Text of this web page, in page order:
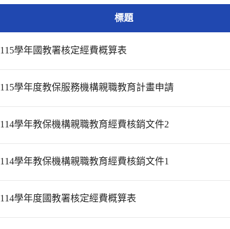
標題
115學年國教署核定經費概算表
115學年度教保服務機構親職教育計畫申請
114學年教保機構親職教育經費核銷文件2
114學年教保機構親職教育經費核銷文件1
114學年度國教署核定經費概算表